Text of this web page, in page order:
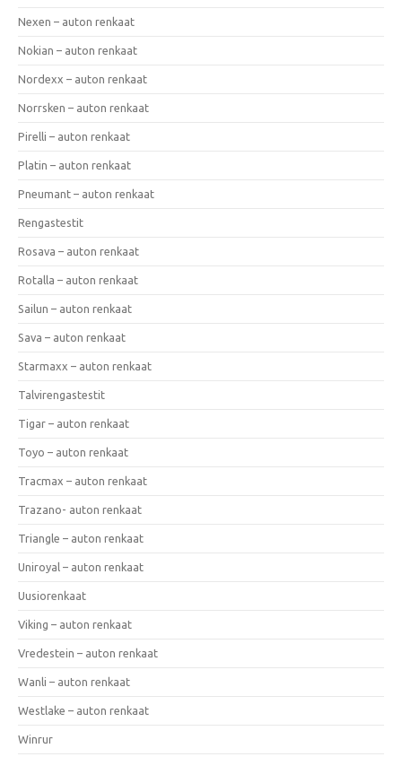
Nexen – auton renkaat
Nokian – auton renkaat
Nordexx – auton renkaat
Norrsken – auton renkaat
Pirelli – auton renkaat
Platin – auton renkaat
Pneumant – auton renkaat
Rengastestit
Rosava – auton renkaat
Rotalla – auton renkaat
Sailun – auton renkaat
Sava – auton renkaat
Starmaxx – auton renkaat
Talvirengastestit
Tigar – auton renkaat
Toyo – auton renkaat
Tracmax – auton renkaat
Trazano- auton renkaat
Triangle – auton renkaat
Uniroyal – auton renkaat
Uusiorenkaat
Viking – auton renkaat
Vredestein – auton renkaat
Wanli – auton renkaat
Westlake – auton renkaat
Winrur